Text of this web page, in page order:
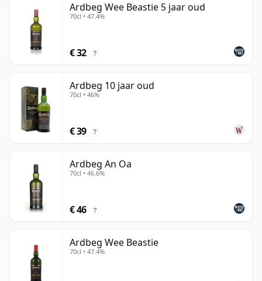
Ardbeg Wee Beastie 5 jaar oud
70cl • 47.4%
€ 32 ?
Ardbeg 10 jaar oud
70cl • 46%
€ 39 ?
Ardbeg An Oa
70cl • 46.6%
€ 46 ?
Ardbeg Wee Beastie
70cl • 47.4%